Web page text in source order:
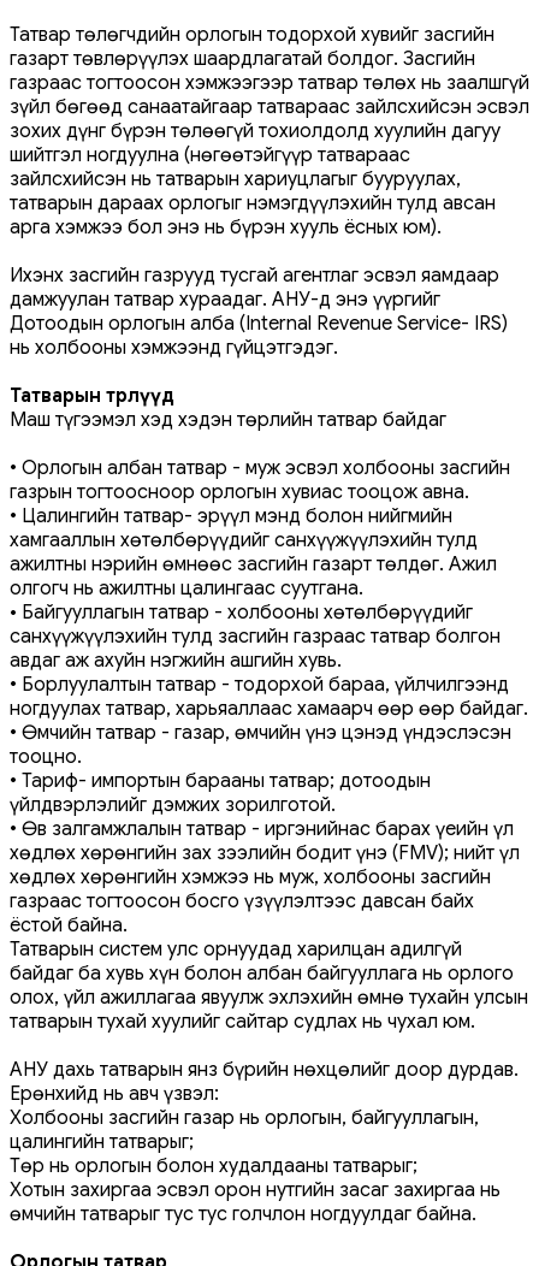
Татвар төлөгчдийн орлогын тодорхой хувийг засгийн
газарт төвлөрүүлэх шаардлагатай болдог. Засгийн
газраас тогтоосон хэмжээгээр татвар төлөх нь заалшгүй
зүйл бөгөөд санаатайгаар татвараас зайлсхийсэн эсвэл
зохих дүнг бүрэн төлөөгүй тохиолдолд хуулийн дагуу
шийтгэл ногдуулна (нөгөөтэйгүүр татвараас
зайлсхийсэн нь татварын хариуцлагыг бууруулах,
татварын дараах орлогыг нэмэгдүүлэхийн тулд авсан
арга хэмжээ бол энэ нь бүрэн хууль ёсных юм).
Ихэнх засгийн газрууд тусгай агентлаг эсвэл яамдаар
дамжуулан татвар хураадаг. АНУ-д энэ үүргийг
Дотоодын орлогын алба (Internal Revenue Service- IRS)
нь холбооны хэмжээнд гүйцэтгэдэг.
Татварын төрлүүд
Маш түгээмэл хэд хэдэн төрлийн татвар байдаг
• Орлогын албан татвар - муж эсвэл холбооны засгийн
газрын тогтоосноор орлогын хувиас тооцож авна.
• Цалингийн татвар- эрүүл мэнд болон нийгмийн
хамгааллын хөтөлбөрүүдийг санхүүжүүлэхийн тулд
ажилтны нэрийн өмнөөс засгийн газарт төлдөг. Ажил
олгогч нь ажилтны цалингаас суутгана.
• Байгууллагын татвар - холбооны хөтөлбөрүүдийг
санхүүжүүлэхийн тулд засгийн газраас татвар болгон
авдаг аж ахуйн нэгжийн ашгийн хувь.
• Борлуулалтын татвар - тодорхой бараа, үйлчилгээнд
ногдуулах татвар, харьяаллаас хамаарч өөр өөр байдаг.
• Өмчийн татвар - газар, өмчийн үнэ цэнэд үндэслэсэн
тооцно.
• Тариф- импортын барааны татвар; дотоодын
үйлдвэрлэлийг дэмжих зорилготой.
• Өв залгамжлалын татвар - иргэний​​нас барах үеийн үл
хөдлөх хөрөнгийн зах зээлийн бодит үнэ (FMV); нийт үл
хөдлөх хөрөнгийн хэмжээ нь муж, холбооны засгийн
газраас тогтоосон босго үзүүлэлтээс давсан байх
ёстой байна.
Татварын систем улс орнуудад харилцан адилгүй
байдаг ба хувь хүн болон албан байгууллага нь орлого
олох, үйл ажиллагаа явуулж эхлэхийн өмнө тухайн улсын
татварын тухай хуулийг сайтар судлах нь чухал юм.
АНУ дахь татварын янз бүрийн нөхцөлийг доор дурдав.
Ерөнхийд нь авч үзвэл:
Холбооны засгийн газар нь орлогын, байгууллагын,
цалингийн татварыг;
Төр нь орлогын болон худалдааны татварыг;
Хотын захиргаа эсвэл орон нутгийн засаг захиргаа нь
өмчийн татварыг тус тус голчлон ногдуулдаг байна.